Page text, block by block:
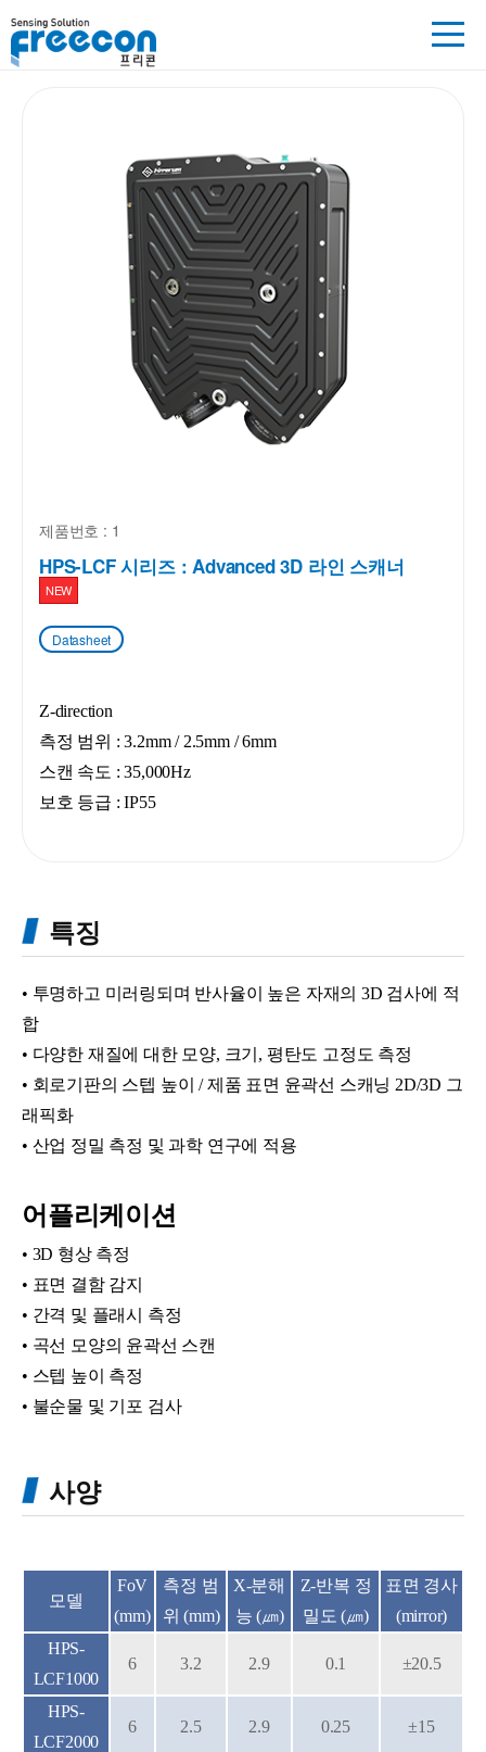
제품번호 : 1
HPS-LCF 시리즈 : Advanced 3D 라인 스캐너
NEW
Datasheet
Z-direction
측정 범위 : 3.2mm / 2.5mm / 6mm
스캔 속도 : 35,000Hz
보호 등급 :IP55
특징
• 투명하고 미러링되며 반사율이 높은 자재의 3D 검사에 적
합
• 다양한 재질에 대한 모양, 크기, 평탄도 고정도 측정
• 회로기판의 스텝 높이 / 제품 표면 윤곽선 스캐닝 2D/3D 그
래픽화
• 산업 정밀 측정 및 과학 연구에 적용
어플리케이션
• 3D 형상 측정
• 표면 결함 감지
• 간격 및 플래시 측정
• 곡선 모양의 윤곽선 스캔
• 스텝 높이 측정
• 불순물 및 기포 검사
사양
모델
FoV
(mm)
측정 범
위 (mm)
X-분해
능 (㎛)
Z-반복 정
밀도 (㎛)
표면 경사
(mirror)
HPS-
LCF1000
6 3.2 2.9 0.1 ±20.5
HPS-
LCF2000
6 2.5 2.9 0.25 ±15